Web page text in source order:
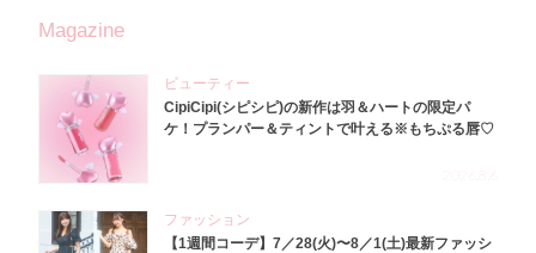
Magazine
ビューティー
CipiCipi(シピシピ)の新作は羽＆ハートの限定パ
ケ！プランパー＆ティントで叶える※もちぷる唇♡
ファッション
【1週間コーデ】7／28(火)〜8／1(土)最新ファッシ